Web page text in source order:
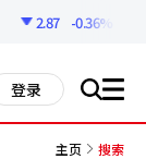
2.87 -0.36%
登录 搜 all
主页 搜索